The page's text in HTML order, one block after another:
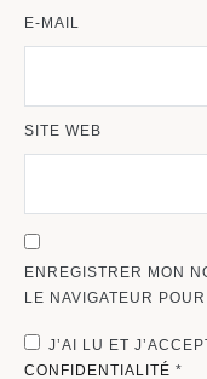
E-MAIL
SITE WEB
ENREGISTRER MON
LE NAVIGATEUR
J’AI LU ET
CONFIDENTIALITÉ *